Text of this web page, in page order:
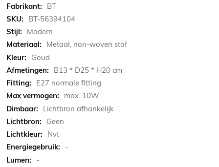
Meer
informatie
BT
BT-56394104
Modern
Metaal, non-woven stof
Goud
B13 * D25 * H20 cm
E27 normale fitting
max. 10W
Lichtbron afhankelijk
Geen
Nvt
-
-